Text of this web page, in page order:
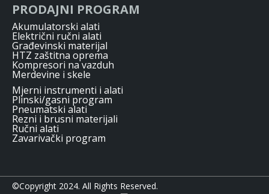
PRODAJNI PROGRAM
Akumulatorski alati
Električni ručni alati
Građevinski materijal
HTZ zaštitna oprema
Kompresori na vazduh
Merdevine i skele
Mjerni instrumenti i alati
Plinski/gasni program
Pneumatski alati
Rezni i brusni materijali
Ručni alati
Zavarivački program
©Copyright 2024. All Rights Reserved.